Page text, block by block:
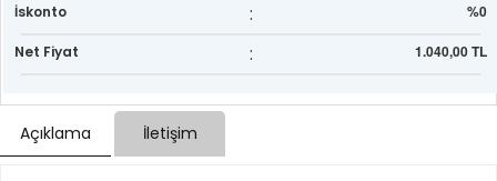
İskonto : %0
Net Fiyat : 1.040,00 TL
Açıklama İletişim